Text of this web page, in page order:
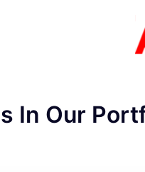
In Our